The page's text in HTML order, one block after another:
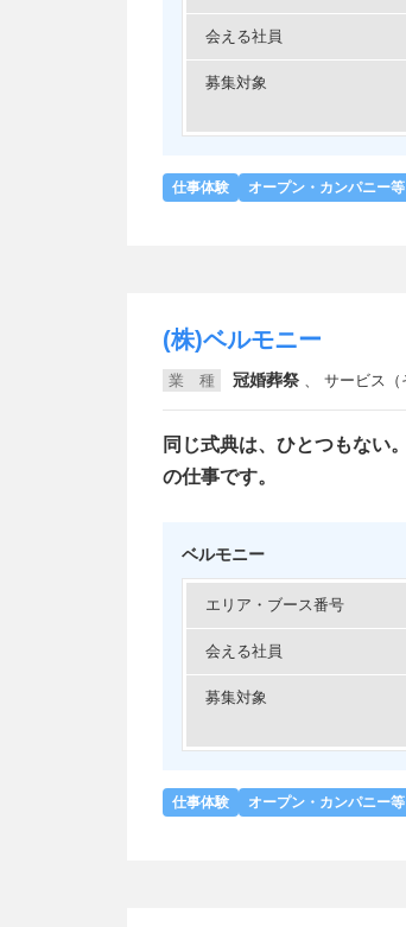
会える社員
募集対象
仕事体験 オープン・カンパニー等
(株)ベルモニー
業 種 冠婚葬祭 、 サービス（
同じ式典は、ひとつもない
の仕事です。
ベルモニー
エリア・ブース番号
会える社員
募集対象
仕事体験 オープン・カンパニー等